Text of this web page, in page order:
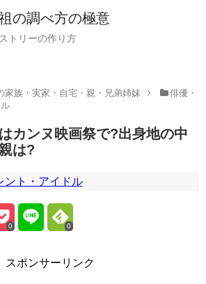
の調べ方の極意
トリーの作り方
家族・実家・自宅・親・兄弟姉妹
俳優・
カンヌ映画祭で?出身地の中
は?
ント・アイドル
0 0
スポンサーリンク